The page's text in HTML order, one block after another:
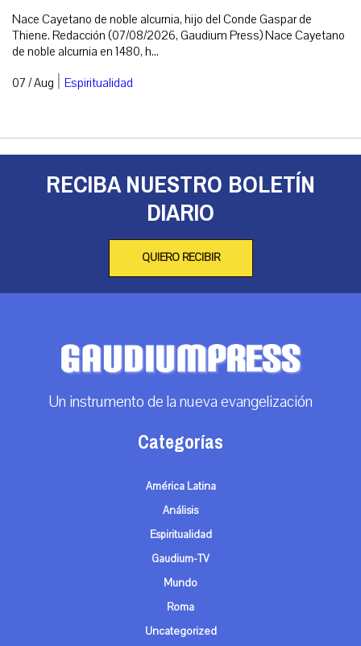
Nace Cayetano de noble alcurnia, hijo del Conde Gaspar de
Thiene. Redacción (07/08/2026, Gaudium Press) Nace Cayetano
de noble alcurnia en 1480, h...
07 / Aug | Espiritualidad
RECIBA NUESTRO BOLETÍN
DIARIO
QUIERO RECIBIR
Un instrumento de la nueva evangelización
Categorías
América Latina
Análisis
Espiritualidad
Gaudium-TV
Mundo
Roma
Uncategorized